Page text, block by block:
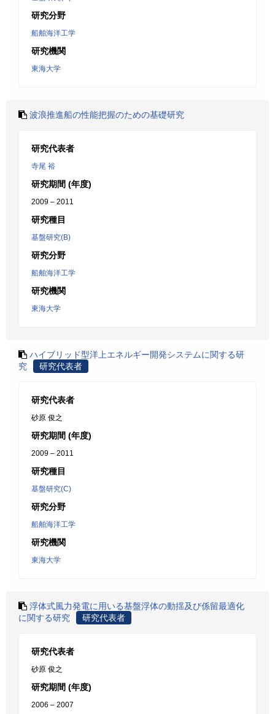
研究分野
船舶海洋工学
研究機関
東海大学
波浪推進船の性能把握のための基礎研究
研究代表者
寺尾 裕
研究期間 (年度)
2009 – 2011
研究種目
基盤研究(B)
研究分野
船舶海洋工学
研究機関
東海大学
ハイブリッド型洋上エネルギー開発システムに関する研
究
研究代表者
研究代表者
砂原 俊之
研究期間 (年度)
2009 – 2011
研究種目
基盤研究(C)
研究分野
船舶海洋工学
研究機関
東海大学
浮体式風力発電に用いる基盤浮体の動揺及び係留最適化
に関する研究
研究代表者
研究代表者
砂原 俊之
研究期間 (年度)
2006 – 2007